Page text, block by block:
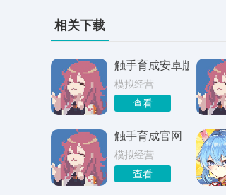
相关下载
触手育成安卓版
模拟经营
查看
触手育成官网
模拟经营
查看